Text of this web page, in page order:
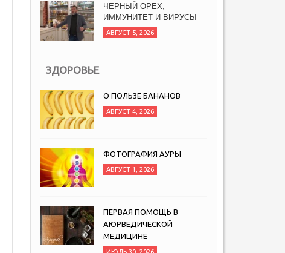
ЧЕРНЫЙ ОРЕХ,
ИММУНИТЕТ И ВИРУСЫ
АВГУСТ 5, 2026
ЗДОРОВЬЕ
О ПОЛЬЗЕ БАНАНОВ
АВГУСТ 4, 2026
ФОТОГРАФИЯ АУРЫ
АВГУСТ 1, 2026
ПЕРВАЯ ПОМОЩЬ В
АЮРВЕДИЧЕСКОЙ
МЕДИЦИНЕ